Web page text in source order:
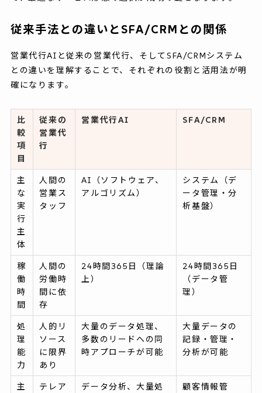
従来手法との違いとSFA/CRMとの関係
営業代行AIと従来の営業代行、そしてSFA/CRMシステム
との違いを理解することで、それぞれの役割と活用法が明
確になります。
比
較
項
目
従来の
営業代
行
営業代行AI SFA/CRM
主
な
実
行
主
体
人間の
営業ス
タッフ
AI（ソフトウェア、
アルゴリズム）
システム（デ
ータ管理・分
析基盤）
稼
働
時
間
人間の
労働時
間に依
存
24時間365日（理論
上）
24時間365日
（データ管
理）
処
理
能
力
人的リ
ソース
に限界
あり
大量のデータ処理、
多数のリードへの同
時アプローチが可能
大量データの
記録・管理・
分析が可能
主
テレア
データ分析、大量処
顧客情報管